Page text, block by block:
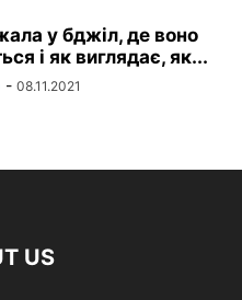
у бджіл, де воно
і як виглядає, як...
- 08.11.2021
US